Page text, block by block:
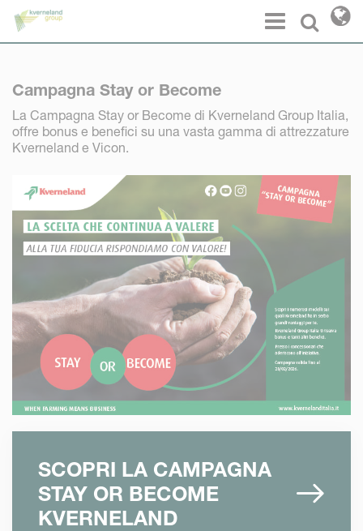
Select
Menu
Campagna Stay or Become
La Campagna Stay or Become di Kverneland Group Italia,
offre bonus e benefici su una vasta gamma di attrezzature
Kverneland e Vicon.
SCOPRI LA CAMPAGNA
STAY OR BECOME
KVERNELAND
Pannello di gestione dei cookies